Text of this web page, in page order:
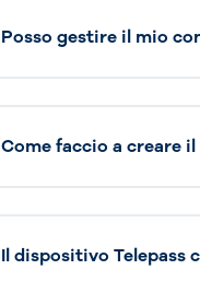
Posso gestire il mio
Come faccio a creare
Il dispositivo Telepass